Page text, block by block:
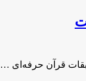
قرآن حرفه‌ای …